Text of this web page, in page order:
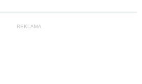
REKLAMA